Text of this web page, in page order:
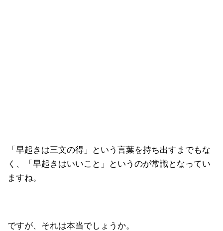
「早起きは三文の得」という言葉を持ち出すまでもな
く、「早起きはいいこと」というのが常識となってい
ますね。
ですが、それは本当でしょうか。